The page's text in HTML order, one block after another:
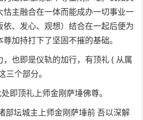
主融合在一体而能成办一切事业一
、发心、观想）结合在一起后便为
加持打下了坚固不摧的基础。
也即是仪轨的加行，有顶礼 ( 从属
三个部分。
即顶礼上师金刚萨埵佛尊。
部坛城主上师金刚萨埵前 吾以深解